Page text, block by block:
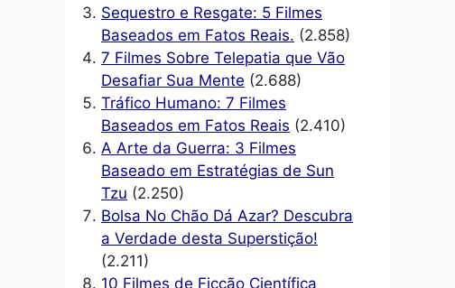
Sequestro e Resgate: 5 Filmes
Baseados em Fatos Reais. (2.858)
7 Filmes Sobre Telepatia que Vão
Desafiar Sua Mente (2.688)
Tráfico Humano: 7 Filmes
Baseados em Fatos Reais (2.410)
A Arte da Guerra: 3 Filmes
Baseado em Estratégias de Sun
Tzu (2.250)
Bolsa No Chão Dá Azar? Descubra
a Verdade desta Superstição!
(2.211)
10 Filmes de Ficção Científica